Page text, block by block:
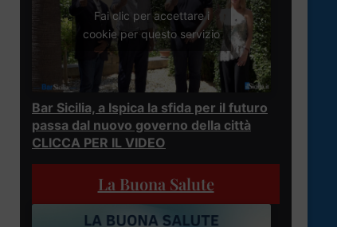
Fai clic per accettare i
cookie per questo servizio
Bar Sicilia, a Ispica la sfida per il futuro
passa dal nuovo governo della città
CLICCA PER IL VIDEO
La Buona Salute